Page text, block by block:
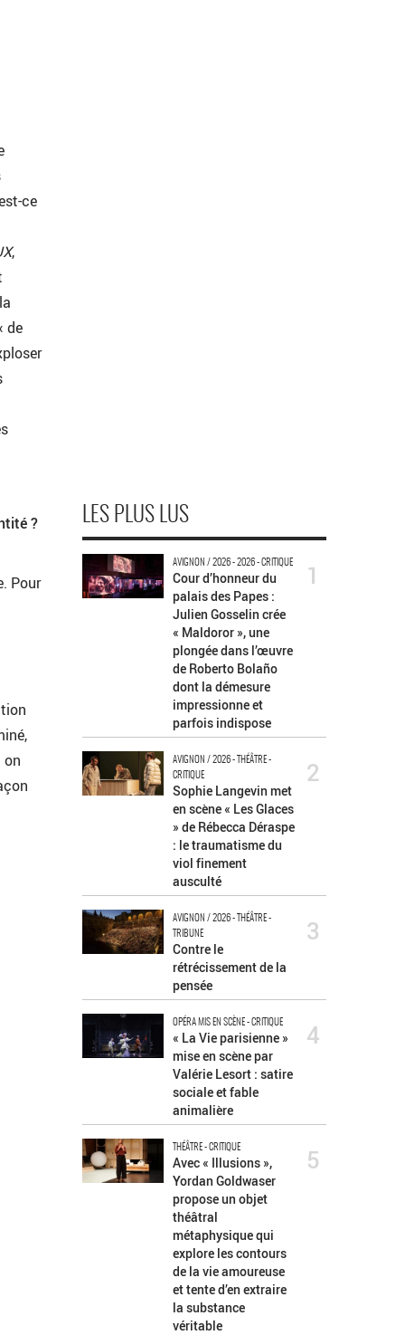
ce
,
de
?
Pour
on
LES PLUS LUS
AVIGNON / 2026 - 2026 - CRITIQUE
Cour d’honneur du
palais des Papes :
Julien Gosselin crée
« Maldoror », une
plongée dans l’œuvre
de Roberto Bolaño
dont la démesure
impressionne et
parfois indispose
1
AVIGNON / 2026 - THÉÂTRE -
CRITIQUE
Sophie Langevin met
en scène « Les Glaces
» de Rébecca Déraspe
: le traumatisme du
viol finement
ausculté
2
AVIGNON / 2026 - THÉÂTRE -
TRIBUNE
Contre le
rétrécissement de la
pensée
3
OPÉRA MIS EN SCÈNE - CRITIQUE
« La Vie parisienne »
mise en scène par
Valérie Lesort : satire
sociale et fable
animalière
4
THÉÂTRE - CRITIQUE
Avec « Illusions »,
Yordan Goldwaser
propose un objet
théâtral
métaphysique qui
explore les contours
de la vie amoureuse
et tente d’en extraire
la substance
véritable
5